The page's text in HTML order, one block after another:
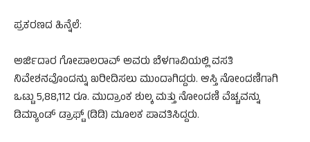
ಪ್ರಕರಣದ ಹಿನ್ನೆಲೆ:
ಅರ್ಜಿದಾರ ಗೋಪಾಲರಾವ್ ಅವರು ಬೆಳಗಾವಿಯಲ್ಲಿ ವಸತಿ
ನಿವೇಶನವೊಂದನ್ನು ಖರೀದಿಸಲು ಮುಂದಾಗಿದ್ದರು. ಆಸ್ತಿ ನೋಂದಣಿಗಾಗಿ
ಒಟ್ಟು 5,88,112 ರೂ. ಮುದ್ರಾಂಕ ಶುಲ್ಕ ಮತ್ತು ನೋಂದಣಿ ವೆಚ್ಚವನ್ನು
ಡಿಮ್ಯಾಂಡ್ ಡ್ರಾಫ್ಟ್ (ಡಿಡಿ) ಮೂಲಕ ಪಾವತಿಸಿದ್ದರು.